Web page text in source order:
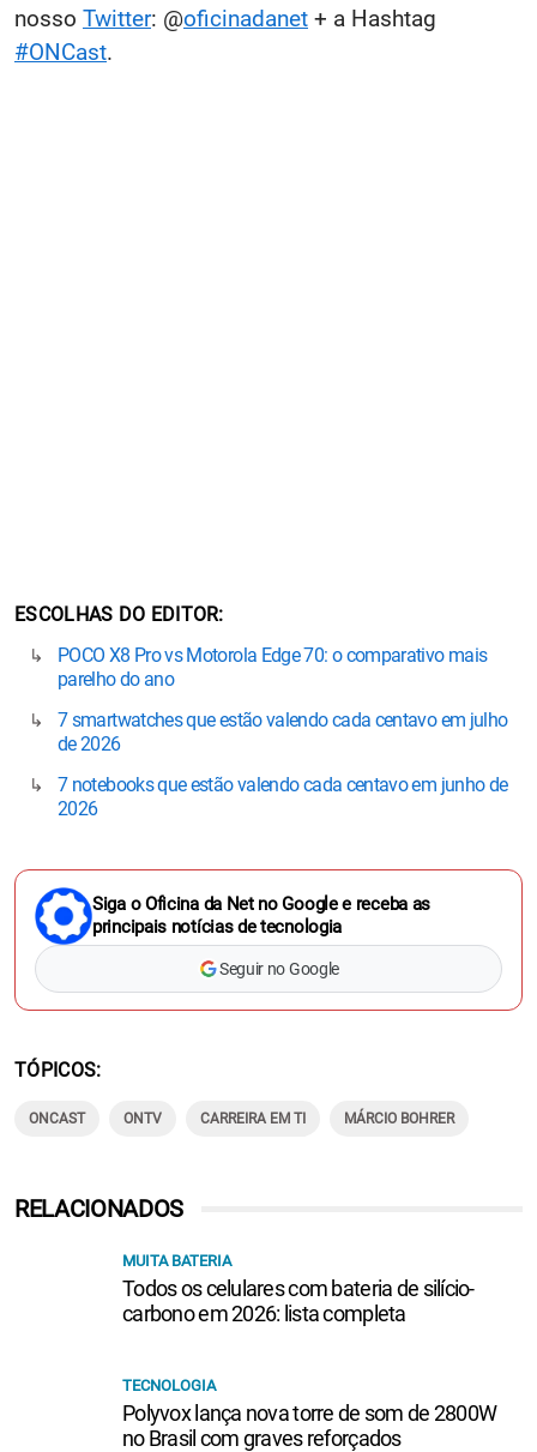
nosso Twitter: @oficinadanet + a Hashtag
#ONCast.
ESCOLHAS DO EDITOR
POCO X8 Pro vs Motorola Edge 70: o comparativo mais
parelho do ano
7 smartwatches que estão valendo cada centavo em julho
de 2026
7 notebooks que estão valendo cada centavo em junho de
2026
Siga o Oficina da Net no Google e receba as
principais notícias de tecnologia
Seguir no Google
TÓPICOS
ONCAST ONTV CARREIRA EM TI MÁRCIO BOHRER
RELACIONADOS
MUITA BATERIA
Todos os celulares com bateria de silício-
carbono em 2026: lista completa
TECNOLOGIA
Polyvox lança nova torre de som de 2800W
no Brasil com graves reforçados